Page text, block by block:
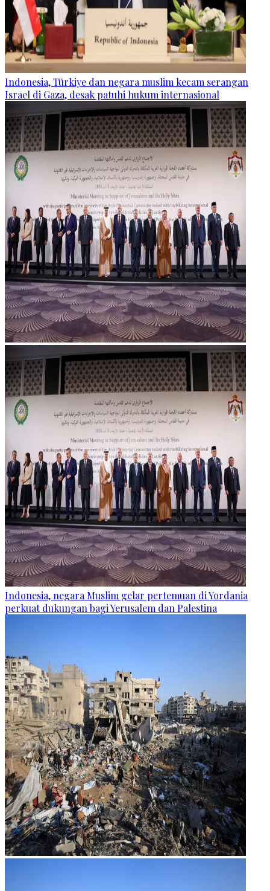
Indonesia, Türkiye dan negara muslim kecam serangan
Israel di Gaza, desak patuhi hukum internasional
Indonesia, negara Muslim gelar pertemuan di Yordania
perkuat dukungan bagi Yerusalem dan Palestina